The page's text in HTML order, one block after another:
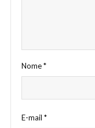
Nome*
E-mail *